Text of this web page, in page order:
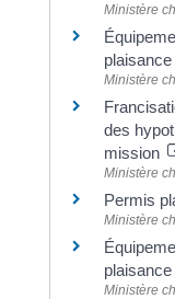
Ministère
Ministère
des
mission
Ministère
Permis
Ministère
Ministère